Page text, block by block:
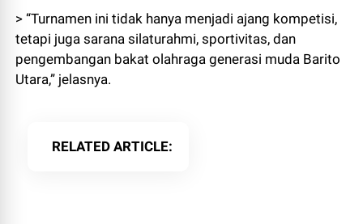
> “Turnamen ini tidak hanya menjadi ajang kompetisi,
tetapi juga sarana silaturahmi, sportivitas, dan
pengembangan bakat olahraga generasi muda Barito
Utara,” jelasnya.
RELATED ARTICLE